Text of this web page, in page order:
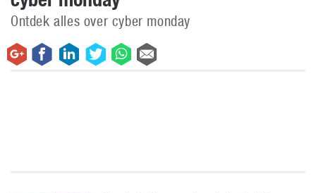
Ontdek alles over cyber monday